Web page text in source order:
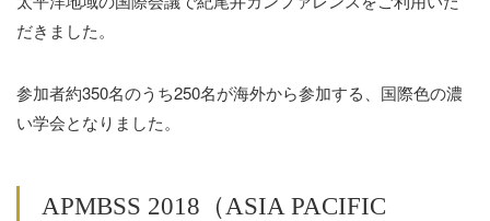
だきました。
参加者約350名のうち250名が海外から参加する、国際色の濃
い学会となりました。
APMBSS 2018（ASIA PACIFIC